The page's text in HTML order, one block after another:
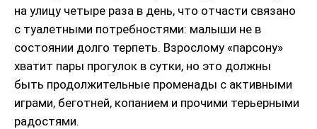
на улицу четыре раза в день, что отчасти связано
с туалетными потребностями: малыши не в
состоянии долго терпеть. Взрослому «парсону»
хватит пары прогулок в сутки, но это должны
быть продолжительные променады с активными
играми, беготней, копанием и прочими терьерными
радостями.